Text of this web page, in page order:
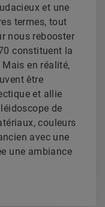
et une
termes, tout
nous rebooster
constituent la
en réalité,
être
et allie
de
couleurs
avec une
une ambiance